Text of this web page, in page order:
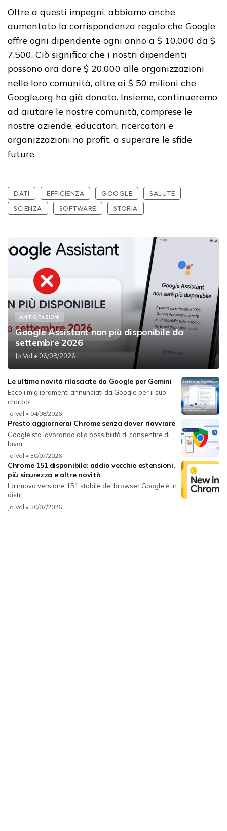
Oltre a questi impegni, abbiamo anche
aumentato la corrispondenza regalo che Google
offre ogni dipendente ogni anno a $ 10.000 da $
7.500. Ciò significa che i nostri dipendenti
possono ora dare $ 20.000 alle organizzazioni
nelle loro comunità, oltre ai $ 50 milioni che
Google.org ha già donato. Insieme, continueremo
ad aiutare le nostre comunità, comprese le
nostre aziende, educatori, ricercatori e
organizzazioni no profit, a superare le sfide
future.
DATI EFFICIENZA GOOGLE
SALUTE
SCIENZA
SOFTWARE STORIA
ANTICIPAZIONI
Google Assistant non più disponibile da
settembre 2026
Jo Val • 06/08/2026
Le ultime novità rilasciate da Google per Gemini
Ecco i miglioramenti annunciati da Google per il suo
chatbot...
Jo Val • 04/08/2026
Presto aggiornerai Chrome senza dover riavviare
Google sta lavorando alla possibilità di consentire di
lavor...
Jo Val • 30/07/2026
Chrome 151 disponibile: addio vecchie estensioni,
più sicurezza e altre novità
La nuova versione 151 stabile del browser Google è in
distri...
Jo Val • 30/07/2026